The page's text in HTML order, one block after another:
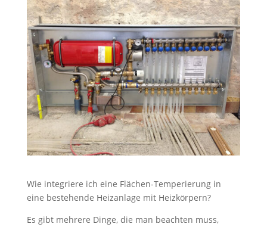
Wie integriere ich eine Flächen-Temperierung in
eine bestehende Heizanlage mit Heizkörpern?
Es gibt mehrere Dinge, die man beachten muss,